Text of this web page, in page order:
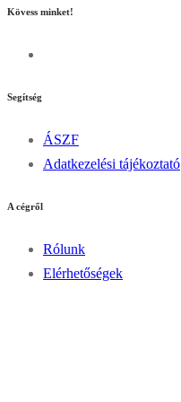
Kövess minket!
Segítség
ÁSZF
Adatkezelési tájékoztató
A cégről
Rólunk
Elérhetőségek